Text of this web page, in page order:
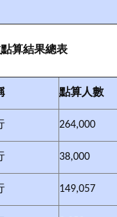
算結果總表
點算人數
264,000
38,000
149,057